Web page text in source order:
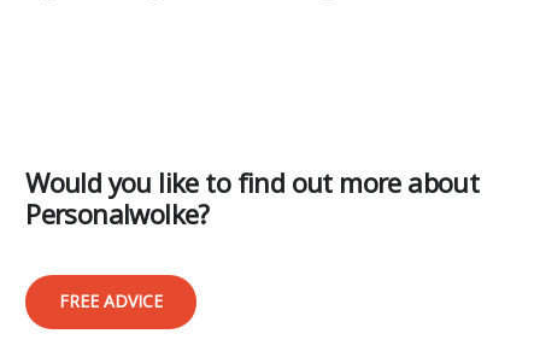
Would you like to find out more about
Personalwolke?
FREE ADVICE